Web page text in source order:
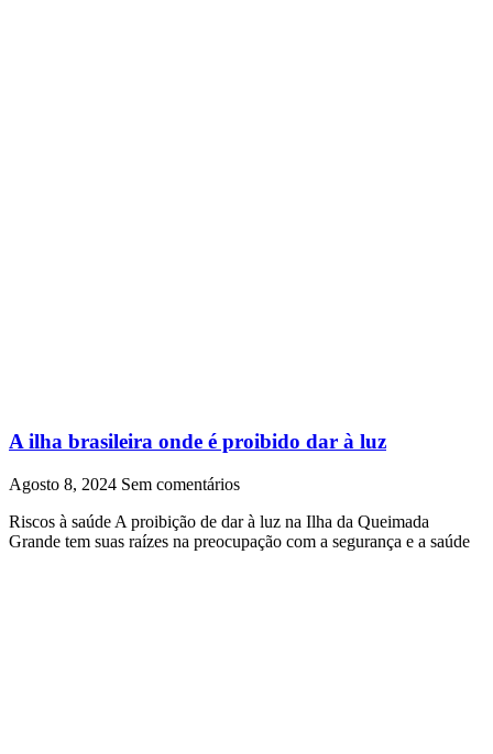
A ilha brasileira onde é proibido dar à luz
Agosto 8, 2024 Sem comentários
Riscos à saúde A proibição de dar à luz na Ilha da Queimada
Grande tem suas raízes na preocupação com a segurança e a saúde